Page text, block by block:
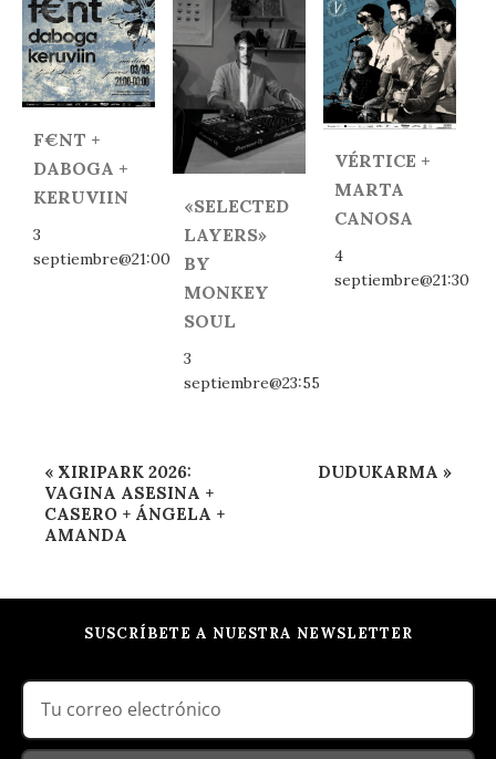
F€NT +
DABOGA +
KERUVIIN
3
septiembre@21:00
«SELECTED
LAYERS»
BY
MONKEY
SOUL
3
septiembre@23:55
VÉRTICE +
MARTA
CANOSA
4
septiembre@21:30
Navegación
del
Evento
« XIRIPARK 2026:
VAGINA ASESINA +
CASERO + ÁNGELA +
AMANDA
DUDUKARMA »
SUSCRÍBETE A NUESTRA NEWSLETTER